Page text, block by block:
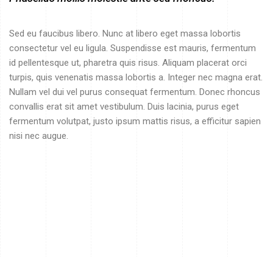
Sed eu faucibus libero. Nunc at libero eget massa lobortis
consectetur vel eu ligula. Suspendisse est mauris, fermentum
id pellentesque ut, pharetra quis risus. Aliquam placerat orci
turpis, quis venenatis massa lobortis a. Integer nec magna erat.
Nullam vel dui vel purus consequat fermentum. Donec rhoncus
convallis erat sit amet vestibulum. Duis lacinia, purus eget
fermentum volutpat, justo ipsum mattis risus, a efficitur sapien
nisi nec augue.